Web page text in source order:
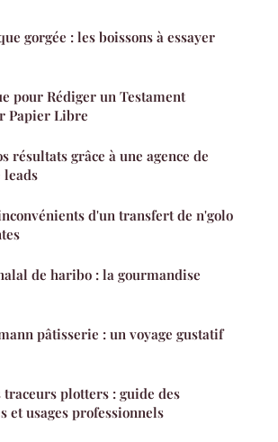
gorgée : les boissons à essayer
pour Rédiger un Testament
Papier Libre
résultats grâce à une agence de
leads
d'un transfert de n'golo
de haribo : la gourmandise
pâtisserie : un voyage gustatif
plotters : guide des
et usages professionnels